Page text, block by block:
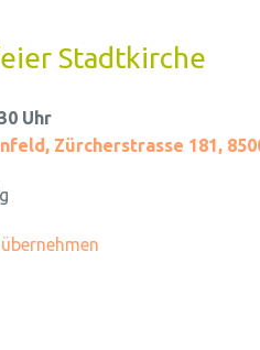
Stadtkirche
Uhr
, Zürcherstrasse 181,